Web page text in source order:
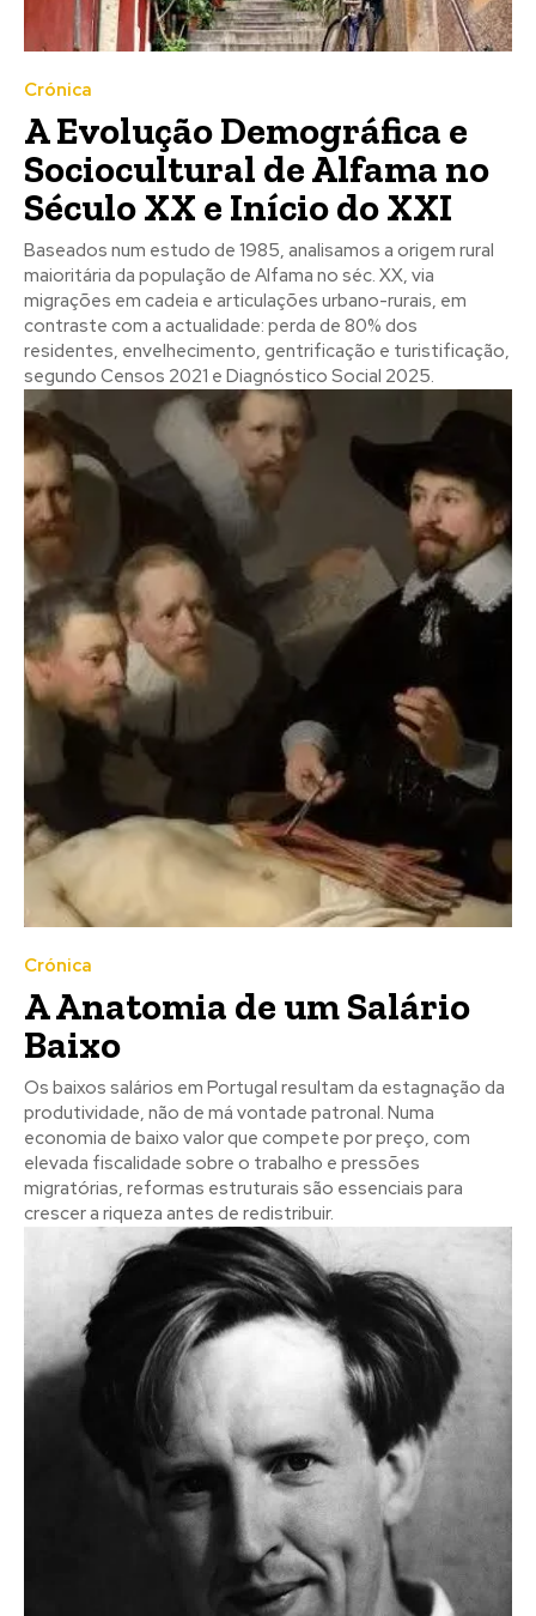
Crónica
A Evolução Demográfica e
Sociocultural de Alfama no
Século XX e Início do XXI
Baseados num estudo de 1985, analisamos a origem rural
maioritária da população de Alfama no séc. XX, via
migrações em cadeia e articulações urbano-rurais, em
contraste com a actualidade: perda de 80% dos
residentes, envelhecimento, gentrificação e turistificação,
segundo Censos 2021 e Diagnóstico Social 2025.
Crónica
A Anatomia de um Salário
Baixo
Os baixos salários em Portugal resultam da estagnação da
produtividade, não de má vontade patronal. Numa
economia de baixo valor que compete por preço, com
elevada fiscalidade sobre o trabalho e pressões
migratórias, reformas estruturais são essenciais para
crescer a riqueza antes de redistribuir.